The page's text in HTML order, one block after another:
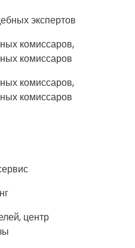
экспертов
комиссаров,
комиссаров
комиссаров,
комиссаров
центр